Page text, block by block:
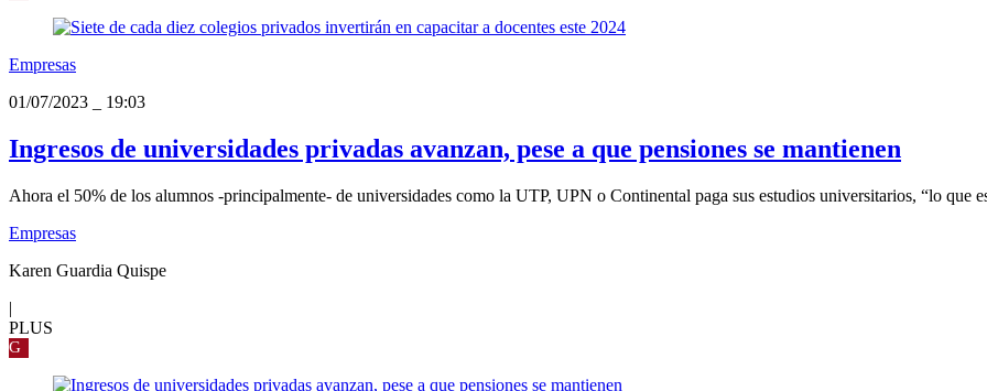
Empresas
01/07/2023
19:03
Ingresos de universidades privadas avanzan, pese a que pensiones se mantienen
Ahora el 50% de los alumnos -principalmente- de universidades como la UTP, UPN o Continental paga sus estudios universitarios, “lo que
Empresas
Karen Guardia Quispe
|
PLUS
G